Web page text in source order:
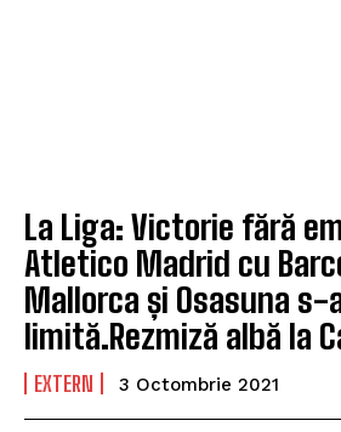
La Liga: Victorie fără
Atletico Madrid cu
Mallorca și Osasuna s-
limită.Rezmiză albă la
EXTERN 3 Octombrie 2021